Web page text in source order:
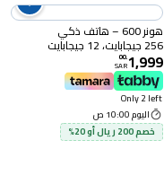
هونر 600 – هاتف ذكي
256 جيجابايت، 12 جيجابايت
رام، 5G – أسود
1,999
.
00
SAR
Only 2 left
اليوم 10:00 ص
خصم 200 ريال أو 20%